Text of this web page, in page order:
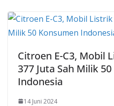
Citroen E-C3, Mobil
377 Juta Sah Milik
Indonesia
14 Juni 2024